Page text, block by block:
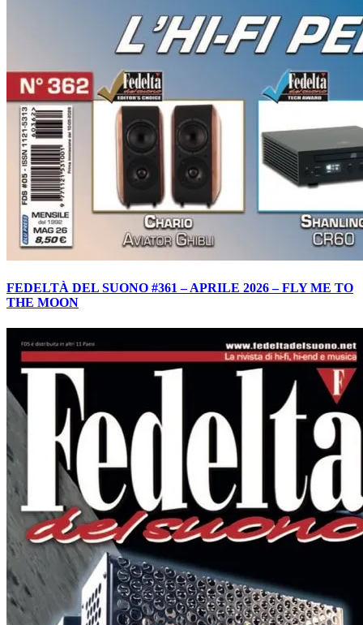
FEDELTÀ DEL SUONO #361 – APRILE 2026 – FLY ME TO
THE MOON